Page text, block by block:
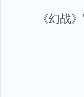
《幻战》